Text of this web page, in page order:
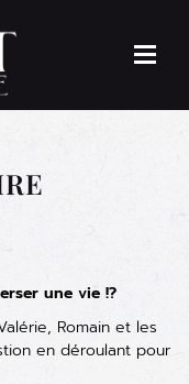
une vie !?
Romain et les
en déroulant pour